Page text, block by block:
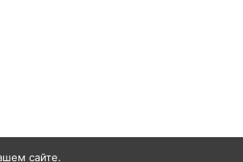
сайте.